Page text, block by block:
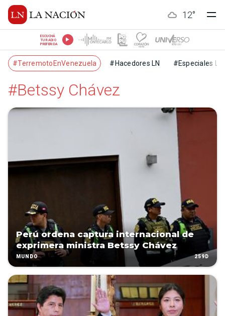
12°
ESCUCHÁ
TU RADIO
PREFERIDA
#TerremotoEnVenezuela #Hacedores LN #Especiales LN
#Betssy Chávez
Perú ordena captura internacional de
exprimera ministra Betssy Chávez
MUNDO 259D